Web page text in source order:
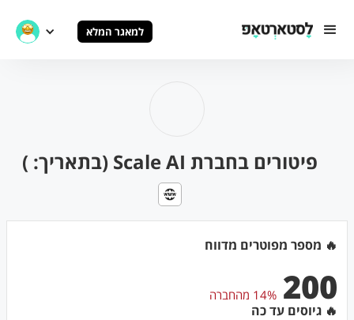
למאגר המלא
פיטורים בחברת Scale AI (בתאריך: )
🔥 מספר מפוטרים מדווח
200 14% מהחברה
🔥 גיוסים עד כה